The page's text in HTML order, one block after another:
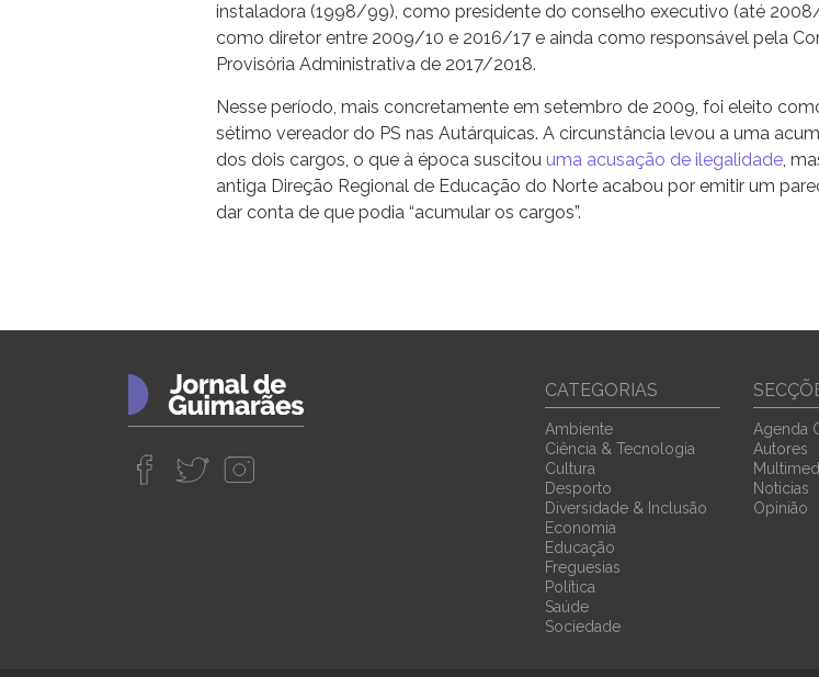
instaladora (1998/99), como presidente do conselho executivo (até
como diretor entre 2009/10 e 2016/17 e ainda como responsável pela
Provisória Administrativa de 2017/2018.
Nesse período, mais concretamente em setembro de 2009, foi eleito
sétimo vereador do PS nas Autárquicas. A circunstância levou a uma
dos dois cargos, o que à época suscitou uma acusação de ilegalidade,
antiga Direção Regional de Educação do Norte acabou por emitir um
dar conta de que podia “acumular os cargos”.
CATEGORIAS
Ambiente
Ciência & Tecnologia
Cultura
Desporto
Diversidade & Inclusão
Economia
Educação
Freguesias
Política
Saúde
Sociedade
Agenda
Autores
Noticias
Opinião